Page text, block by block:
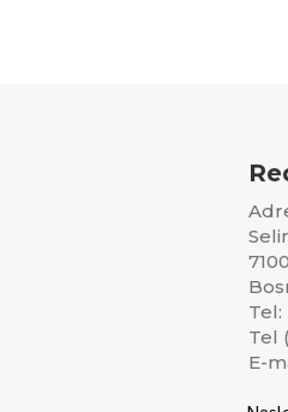
Tel:
Tel
E-